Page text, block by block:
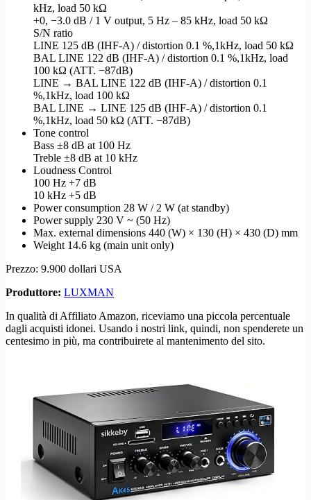
kHz, load 50 kΩ
+0, −3.0 dB / 1 V output, 5 Hz – 85 kHz, load 50 kΩ
S/N ratio
LINE 125 dB (IHF-A) / distortion 0.1 %,1kHz, load 50 kΩ
BAL LINE 122 dB (IHF-A) / distortion 0.1 %,1kHz, load
100 kΩ (ATT. −87dB)
LINE → BAL LINE 122 dB (IHF-A) / distortion 0.1
%,1kHz, load 100 kΩ
BAL LINE → LINE 125 dB (IHF-A) / distortion 0.1
%,1kHz, load 50 kΩ (ATT. −87dB)
Tone control
Bass ±8 dB at 100 Hz
Treble ±8 dB at 10 kHz
Loudness Control
100 Hz +7 dB
10 kHz +5 dB
Power consumption 28 W / 2 W (at standby)
Power supply 230 V ~ (50 Hz)
Max. external dimensions 440 (W) × 130 (H) × 430 (D) mm
Weight 14.6 kg (main unit only)
Prezzo: 9.900 dollari USA
Produttore: LUXMAN
In qualità di Affiliato Amazon, riceviamo una piccola percentuale
dagli acquisti idonei. Usando i nostri link, quindi, non spenderete un
centesimo in più, ma contribuirete al mantenimento del sito.